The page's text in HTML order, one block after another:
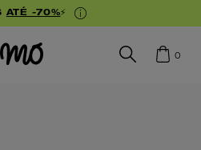
ATÉ -70%⚡
0